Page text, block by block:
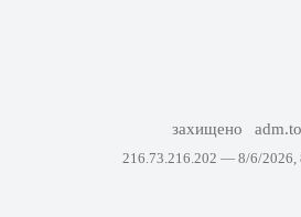
захищено
216.73.216.202 — 8/6/2026,